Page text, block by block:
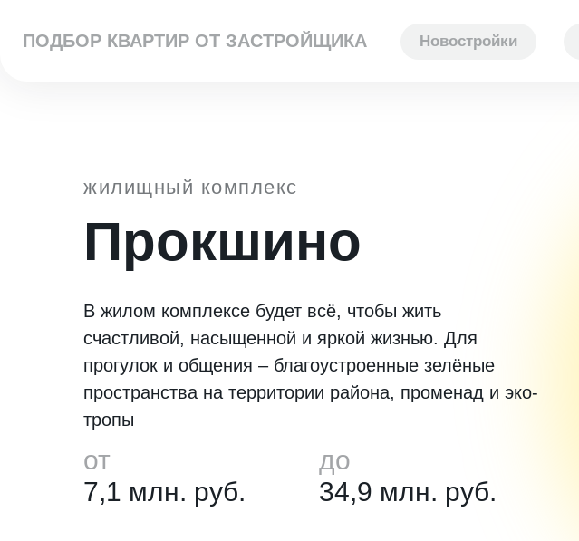
ПОДБОР КВАРТИР ОТ ЗАСТРОЙЩИКА Новостройки
В жилом комплексе будет всё, чтобы жить
счастливой, насыщенной и яркой жизнью. Для
прогулок и общения – благоустроенные зелёные
пространства на территории района, променад и эко-
тропы
жилищный комплекс
Прокшино
7,1 млн. руб. 34,9 млн. руб.
от до